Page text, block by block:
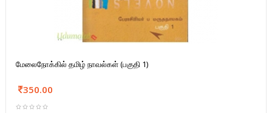
மேலைநோக்கில் தமிழ் நாவல்கள் (பகுதி 1)
350.00